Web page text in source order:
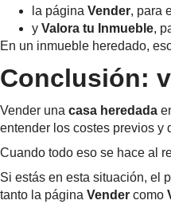
la página Vender, para
y Valora tu Inmueble,
En un inmueble heredado,
Conclusión:
Vender una casa heredada
entender los costes previos y
Cuando todo eso se hace al
Si estás en esta situación, el
tanto la página Vender como